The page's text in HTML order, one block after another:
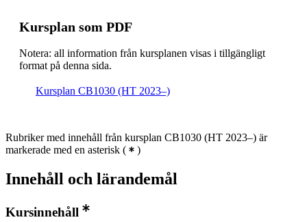
Kursplan som PDF
Notera: all information från kursplanen visas i tillgängligt
format på denna sida.
Kursplan CB1030 (HT 2023–)
Rubriker med innehåll från kursplan CB1030 (HT 2023–) är
markerade med en asterisk ( )
Innehåll och lärandemål
Kursinnehåll